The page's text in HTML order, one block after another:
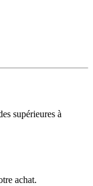
supérieures à
achat.